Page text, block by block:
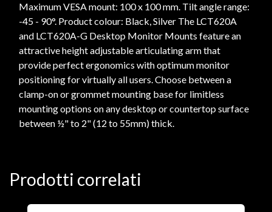
Maximum VESA mount: 100 x 100 mm. Tilt angle range:
-45 - 90°. Product colour: Black, Silver The LCT620A
and LCT620A-G Desktop Monitor Mounts feature an
attractive height adjustable articulating arm that
provide perfect ergonomics with optimum monitor
positioning for virtually all users. Choose between a
clamp-on or grommet mounting base for limitless
mounting options on any desktop or countertop surface
between ½" to 2" (12 to 55mm) thick.
Prodotti correlati